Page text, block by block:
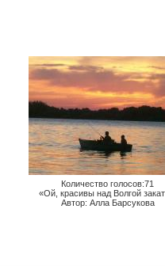
Количество голосов:71
«Ой, красивы над Волгой
Автор: Алла Барсукова